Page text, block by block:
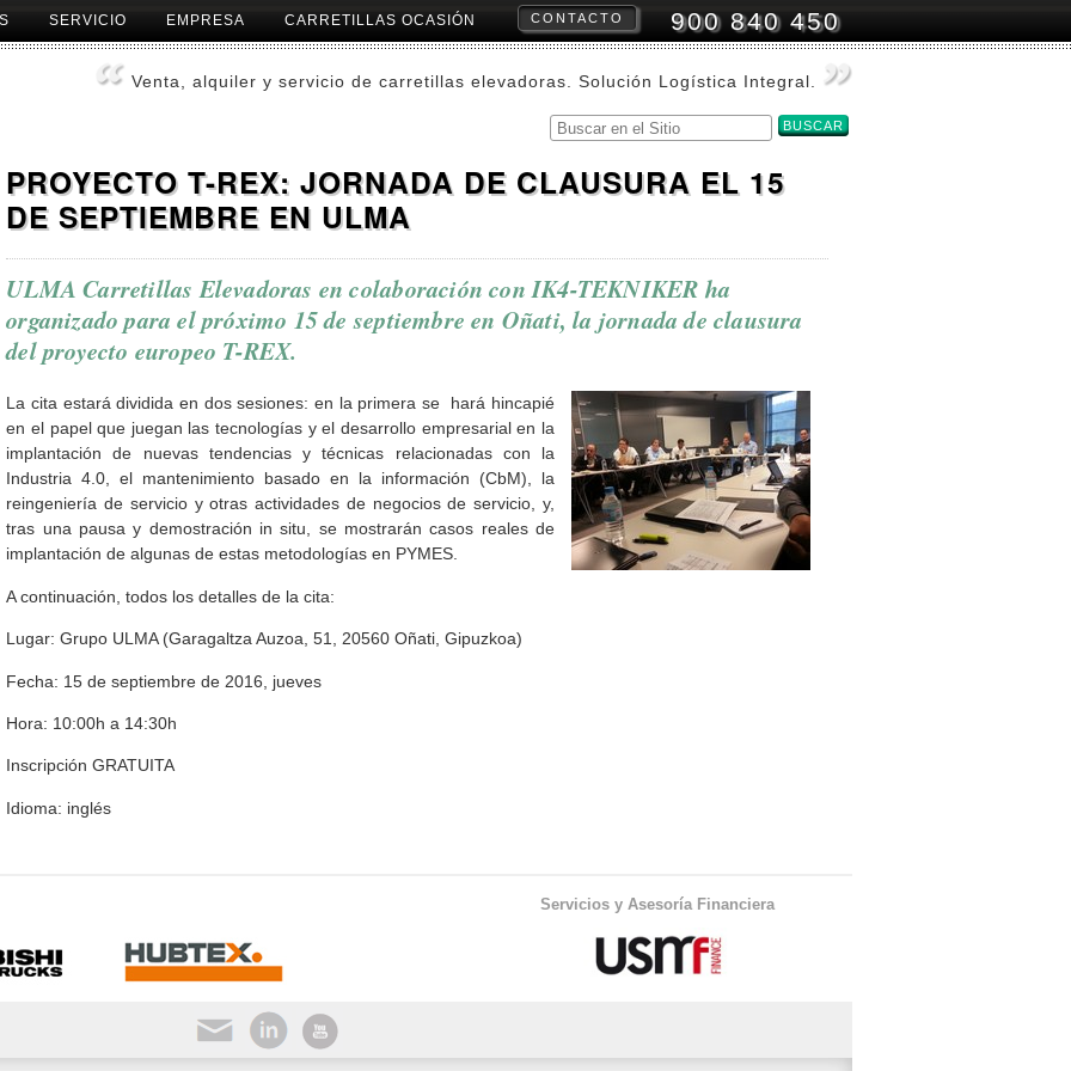
Herramientas
Personales
SERVICIO EMPRESA CARRETILLAS OCASIÓN
Buscar
CONTACTO 900 840 450
Venta, alquiler y servicio de carretillas elevadoras. Solución Logística Integral.
PROYECTO T-REX: JORNADA DE CLAUSURA EL 15
DE SEPTIEMBRE EN ULMA
ULMA Carretillas Elevadoras en colaboración con IK4-TEKNIKER ha
organizado para el próximo 15 de septiembre en Oñati, la jornada de clausura
del proyecto europeo T-REX.
La cita estará dividida en dos sesiones: en la primera se hará hincapié
en el papel que juegan las tecnologías y el desarrollo empresarial en la
implantación de nuevas tendencias y técnicas relacionadas con la
Industria 4.0, el mantenimiento basado en la información (CbM), la
reingeniería de servicio y otras actividades de negocios de servicio, y,
tras una pausa y demostración in situ, se mostrarán casos reales de
implantación de algunas de estas metodologías en PYMES.
A continuación, todos los detalles de la cita:
Lugar: Grupo ULMA (Garagaltza Auzoa, 51, 20560 Oñati, Gipuzkoa)
Fecha: 15 de septiembre de 2016, jueves
Hora: 10:00h a 14:30h
Inscripción GRATUITA
Idioma: inglés
Servicios y Asesoría Financiera